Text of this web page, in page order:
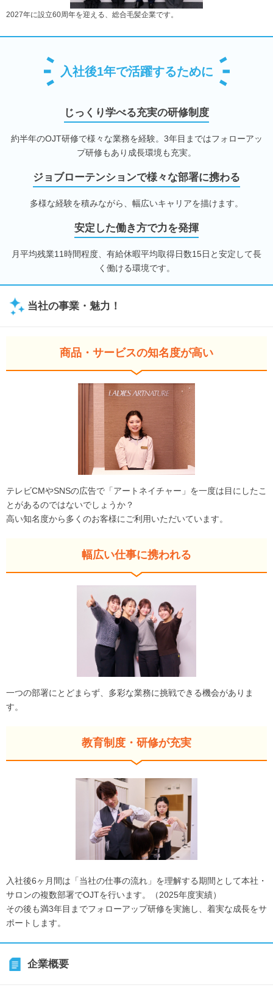
2027年に設立60周年を迎える、総合毛髪企業です。
入社後1年で活躍するために
じっくり学べる充実の研修制度
約半年のOJT研修で様々な業務を経験。3年目まではフォローアッ
プ研修もあり成長環境も充実。
ジョブローテンションで様々な部署に携わる
多様な経験を積みながら、幅広いキャリアを描けます。
安定した働き方で力を発揮
月平均残業11時間程度、有給休暇平均取得日数15日と安定して長
く働ける環境です。
当社の事業・魅力！
商品・サービスの知名度が高い
テレビCMやSNSの広告で「アートネイチャー」を一度は目にしたこ
とがあるのではないでしょうか？
高い知名度から多くのお客様にご利用いただいています。
幅広い仕事に携われる
一つの部署にとどまらず、多彩な業務に挑戦できる機会がありま
す。
教育制度・研修が充実
入社後6ヶ月間は「当社の仕事の流れ」を理解する期間として本社・
サロンの複数部署でOJTを行います。（2025年度実績）
その後も満3年目までフォローアップ研修を実施し、着実な成長をサ
ポートします。
企業概要